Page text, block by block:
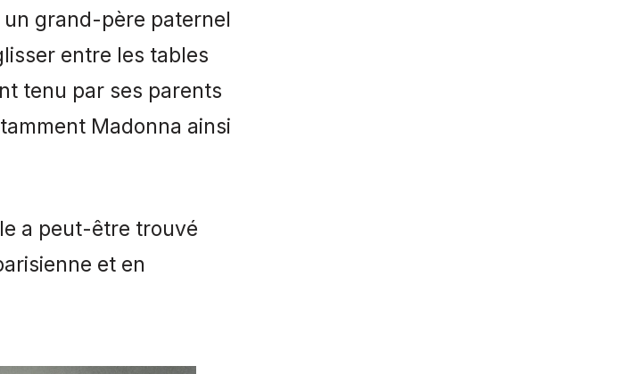
grand-père paternel
entre les tables
tenu par ses parents
Madonna ainsi
a peut-être trouvé
et en